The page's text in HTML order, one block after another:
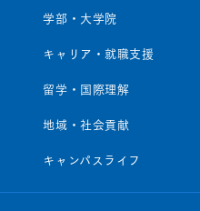
学部・大学院
キャリア・就職支援
留学・国際理解
地域・社会貢献
キャンパスライフ